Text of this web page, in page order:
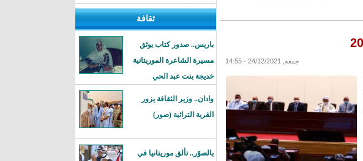
جمعة, 24/12/2021 - 14:55
ثقافة
باريس.. صدور كتاب يوثق
مسيرة الشاعرة الموريتانية
خديجة بنت عبد الحي
وادان.. وزير الثقافة يزور
القرية التراثية (صور)
بالصوًر.. تألق موريتانيا في